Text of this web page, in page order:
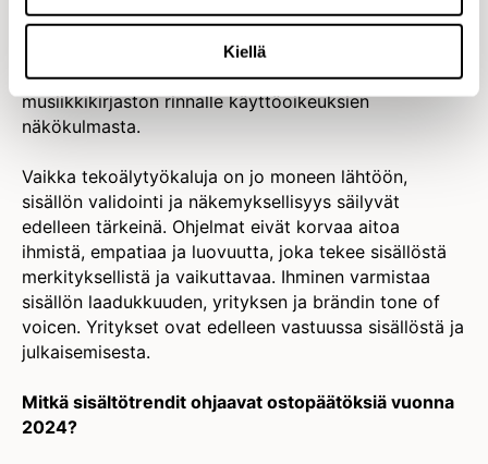
Kiellä
mahdollisuuden luoda jopa omia viraalihittejä
sovelluksessa. Tai vähintään laajentaisi
musiikinkäyttömahdollisuuksia rajallisen
musiikkikirjaston rinnalle käyttöoikeuksien
näkökulmasta.
Vaikka tekoälytyökaluja on jo moneen lähtöön,
sisällön validointi ja näkemyksellisyys säilyvät
edelleen tärkeinä. Ohjelmat eivät korvaa aitoa
ihmistä, empatiaa ja luovuutta, joka tekee sisällöstä
merkityksellistä ja vaikuttavaa. Ihminen varmistaa
sisällön laadukkuuden, yrityksen ja brändin tone of
voicen. Yritykset ovat edelleen vastuussa sisällöstä ja
julkaisemisesta.
Mitkä sisältötrendit ohjaavat ostopäätöksiä vuonna
2024?